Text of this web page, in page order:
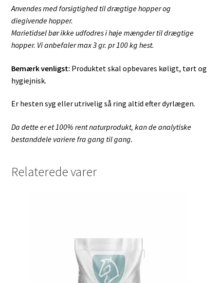
Anvendes med forsigtighed til drægtige hopper og
diegivende hopper.
Marietidsel bør ikke udfodres i høje mængder til drægtige
hopper. Vi anbefaler max 3 gr. pr 100 kg hest.
Bemærk venligst: Produktet skal opbevares køligt, tørt og
hygiejnisk.
Er hesten syg eller utrivelig så ring altid efter dyrlægen.
Da dette er et 100% rent naturprodukt, kan de analytiske
bestanddele variere fra gang til gang.
Relaterede varer